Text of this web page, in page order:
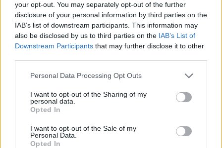
your opt-out. You may separately opt-out of the further
disclosure of your personal information by third parties on the
IAB’s list of downstream participants. This information may
also be disclosed by us to third parties on the IAB’s List of
Downstream Participants that may further disclose it to other
Personal Data Processing Opt Outs
I want to opt-out of the Sharing of my
personal data.
Opted In
I want to opt-out of the Sale of my
Personal Data.
Opted In
izlādes reize, kura būs pēdējā, vismaz par
konkrēto tēmu.
prasmes – daudz labākas, arī četru un vairāk gadu
vecumā bērna smadzenes joprojām tikai aug un
attīstās, un ir lietas un parādības, ar kurām bērna
prāts vēl tikai iemācās apieties. Arī šajā situācijā